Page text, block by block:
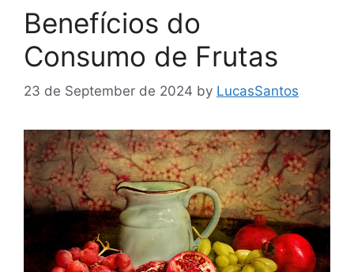
Benefícios do
Consumo de Frutas
23 de September de 2024 by LucasSantos